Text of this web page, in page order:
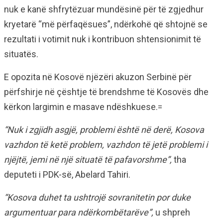
nuk e kanë shfrytëzuar mundësinë për të zgjedhur
kryetarë “më përfaqësues”, ndërkohë që shtojnë se
rezultati i votimit nuk i kontribuon shtensionimit të
situatës.
E opozita në Kosovë njëzëri akuzon Serbinë për
përfshirje në çështje të brendshme të Kosovës dhe
kërkon largimin e masave ndëshkuese.=
“Nuk i zgjidh asgjë, problemi është në derë, Kosova
vazhdon të ketë problem, vazhdon të jetë problemi i
njëjtë, jemi në një situatë të pafavorshme”, tha
deputeti i PDK-së, Abelard Tahiri.
“Kosova duhet ta ushtrojë sovranitetin por duke
argumentuar para ndërkombëtarëve”, u shpreh